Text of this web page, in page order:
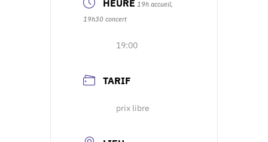
HEURE 19h accueil,
19h30 concert
19:00
TARIF
prix libre